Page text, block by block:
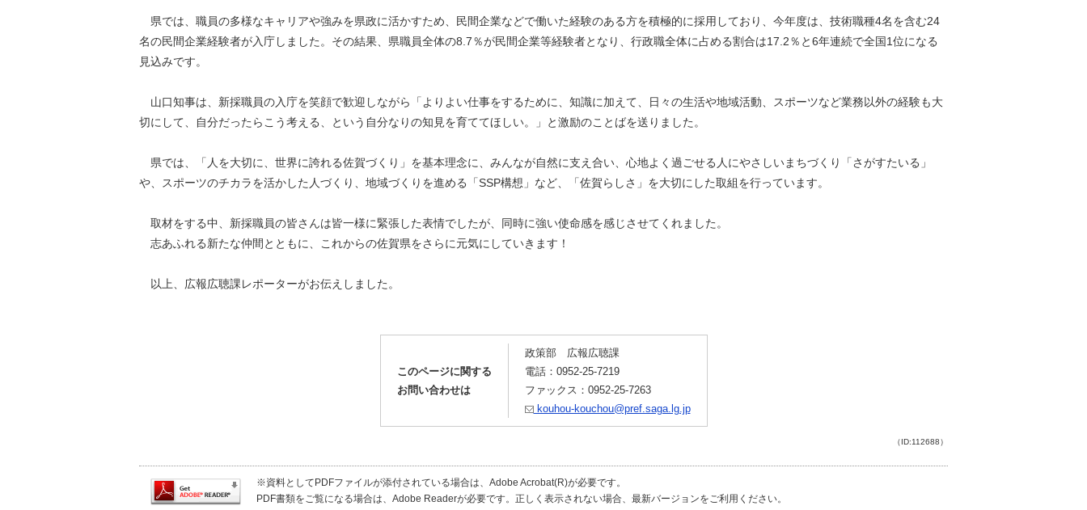
県では、職員の多様なキャリアや強みを県政に活かすため、民間企業などで働いた経験のある方を積極的に採用しており、今年度は、技術職種4名を含む24
名の民間企業経験者が入庁しました。その結果、県職員全体の8.7％が民間企業等経験者となり、行政職全体に占める割合は17.2％と6年連続で全国1位になる
見込みです。
山口知事は、新採職員の入庁を笑顔で歓迎しながら「よりよい仕事をするために、知識に加えて、日々の生活や地域活動、スポーツなど業務以外の経験も大
切にして、自分だったらこう考える、という自分なりの知見を育ててほしい。」と激励のことばを送りました。
県では、「人を大切に、世界に誇れる佐賀づくり」を基本理念に、みんなが自然に支え合い、心地よく過ごせる人にやさしいまちづくり「さがすたいる」
や、スポーツのチカラを活かした人づくり、地域づくりを進める「SSP構想」など、「佐賀らしさ」を大切にした取組を行っています。
取材をする中、新採職員の皆さんは皆一様に緊張した表情でしたが、同時に強い使命感を感じさせてくれました。
志あふれる新たな仲間とともに、これからの佐賀県をさらに元気にしていきます！
以上、広報広聴課レポーターがお伝えしました。
このページに関する
お問い合わせは
政策部 広報広聴課
電話：0952-25-7219
ファックス：0952-25-7263
kouhou-kouchou@pref.saga.lg.jp
（ID:112688）
※資料としてPDFファイルが添付されている場合は、Adobe Acrobat(R)が必要です。
PDF書類をご覧になる場合は、Adobe Readerが必要です。正しく表示されない場合、最新バージョンをご利用ください。